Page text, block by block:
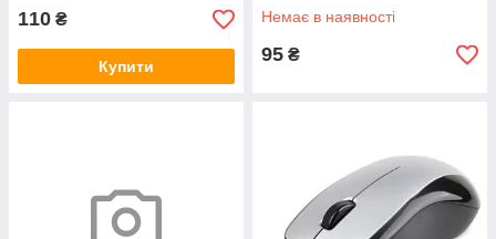
110 ₴
Купити
Немає в наявності
95 ₴